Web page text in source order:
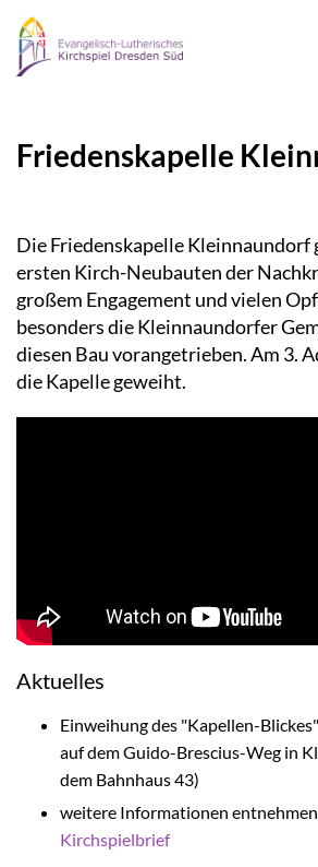
Zum Inhalt springen
Friedenskapelle
Die Friedenskapelle Kleinnaundorf
ersten Kirch-Neubauten der
großem Engagement und vielen
besonders die Kleinnaundorfer
diesen Bau vorangetrieben. Am 3.
die Kapelle geweiht.
Aktuelles
Einweihung des "Kapellen-
auf dem Guido-Brescius-Weg in
dem Bahnhaus 43)
weitere Informationen
Kirchspielbrief